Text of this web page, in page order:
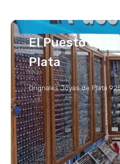
El Puesto de la
Plata
Orignales Joyas de Plata